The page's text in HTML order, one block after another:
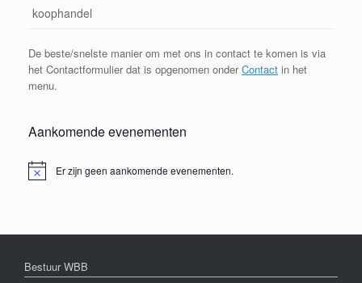
koophandel
De beste/snelste manier om met ons in contact te komen is via
het Contactformulier dat is opgenomen onderContact in het
menu.
Aankomende evenementen
BerichtEr zijn geen aankomende evenementen.
Bestuur WBB